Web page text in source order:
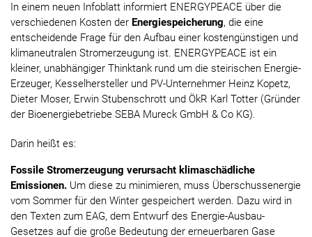
In einem neuen Infoblatt informiert ENERGYPEACE über die
verschiedenen Kosten der Energiespeicherung, die eine
entscheidende Frage für den Aufbau einer kostengünstigen und
klimaneutralen Stromerzeugung ist. ENERGYPEACE ist ein
kleiner, unabhängiger Thinktank rund um die steirischen Energie-
Erzeuger, Kesselhersteller und PV-Unternehmer Heinz Kopetz,
Dieter Moser, Erwin Stubenschrott und ÖkR Karl Totter (Gründer
der Bioenergiebetriebe SEBA Mureck GmbH & Co KG).
Darin heißt es:
Fossile Stromerzeugung verursacht klimaschädliche
Emissionen. Um diese zu minimieren, muss Überschussenergie
vom Sommer für den Winter gespeichert werden. Dazu wird in
den Texten zum EAG, dem Entwurf des Energie-Ausbau-
Gesetzes auf die große Bedeutung der erneuerbaren Gase